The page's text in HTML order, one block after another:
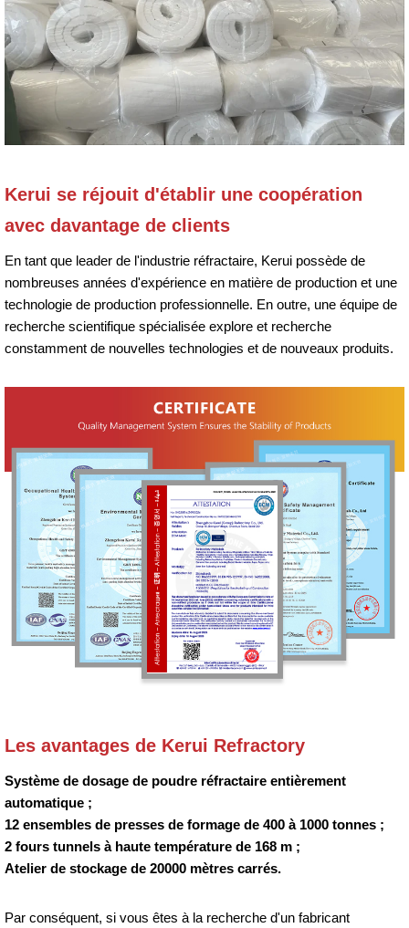
Kerui se réjouit d'établir une coopération
avec davantage de clients
En tant que leader de l'industrie réfractaire, Kerui possède de
nombreuses années d'expérience en matière de production et une
technologie de production professionnelle. En outre, une équipe de
recherche scientifique spécialisée explore et recherche
constamment de nouvelles technologies et de nouveaux produits.
Les avantages de Kerui Refractory
Système de dosage de poudre réfractaire entièrement
automatique ;
12 ensembles de presses de formage de 400 à 1000 tonnes ;
2 fours tunnels à haute température de 168 m ;
Atelier de stockage de 20000 mètres carrés.
Par conséquent, si vous êtes à la recherche d'un fabricant